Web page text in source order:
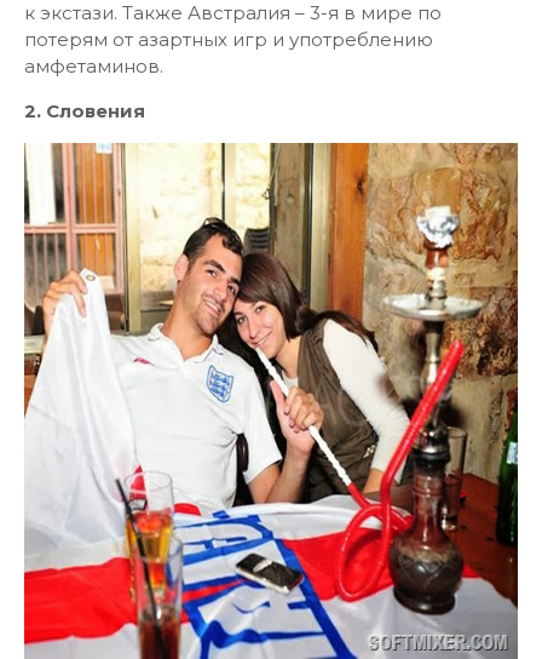
к экстази. Также Австралия – 3-я в мире по
потерям от азартных игр и употреблению
амфетаминов.
2. Словения